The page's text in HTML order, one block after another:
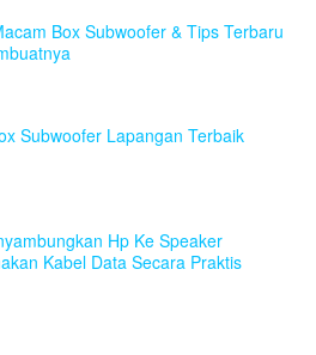
Box Subwoofer & Tips Terbaru
Subwoofer Lapangan Terbaik
Hp Ke Speaker
Kabel Data Secara Praktis